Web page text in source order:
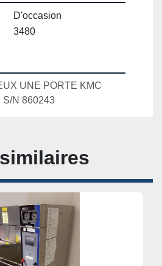
D'occasion
3480
UNE PORTE KMC
S/N 860243
similaires